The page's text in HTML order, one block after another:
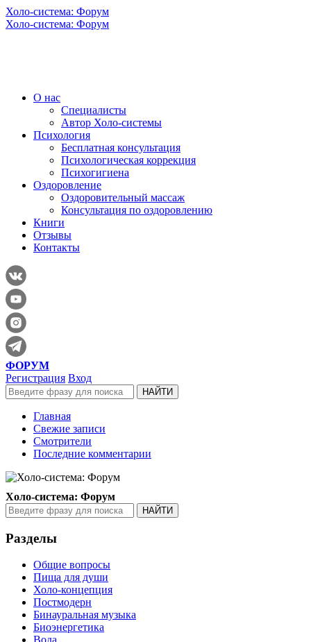
Холо-система: Форум
Холо-система: Форум
О нас
Специалисты
Автор Холо-системы
Психология
Бесплатная консультация
Психологическая коррекция
Психогигиена
Оздоровление
Оздоровительный массаж
Консультация по оздоровлению
Книги
Отзывы
Контакты
ФОРУМ
Регистрация Вход
Главная
Свежие записи
Смотрители
Последние комментарии
Холо-система: Форум
Разделы
Общие вопросы
Пища для души
Холо-концепция
Постмодерн
Бинауральная музыка
Биоэнергетика